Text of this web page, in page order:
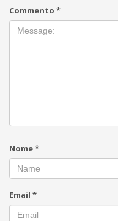
Commento *
Nome*
Email *